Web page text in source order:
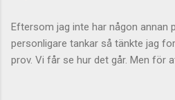
Eftersom jag inte har någon annan
personligare tankar så tänkte jag
prov. Vi får se hur det går. Men för
ha något litet med saken att göra.